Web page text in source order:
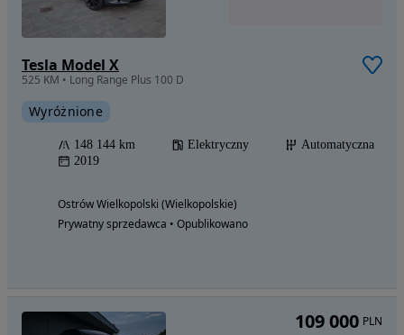
Tesla Model X
525 KM • Long Range Plus 100 D
Wyróżnione
148 144 km Elektryczny
Automatyczna
2019
Ostrów Wielkopolski (Wielkopolskie)
Prywatny sprzedawca • Opublikowano
109 000 PLN